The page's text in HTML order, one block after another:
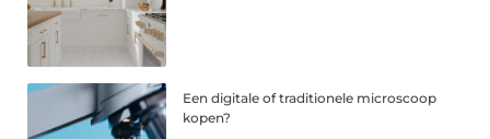
Een digitale of traditionele microscoop
kopen?